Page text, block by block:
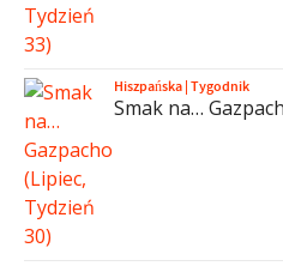
Hiszpańska|Tygodnik
Smak na…